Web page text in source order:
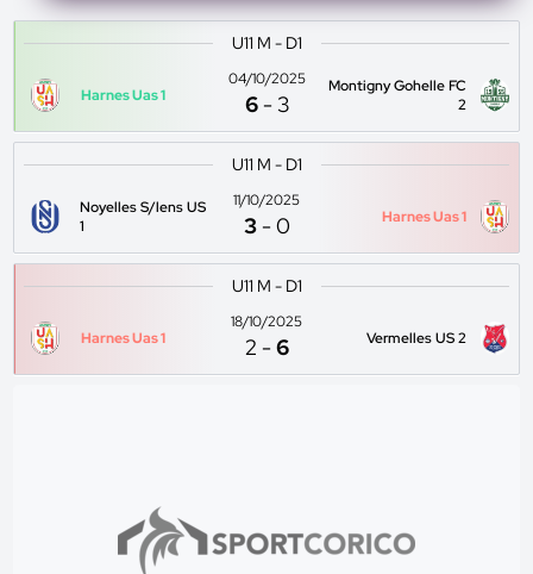
U11 M - D1
Harnes Uas 1
04/10/2025
6 - 3
Montigny Gohelle FC
2
U11 M - D1
Noyelles S/lens US
1
11/10/2025
3 -0 Harnes Uas 1
U11 M - D1
Harnes Uas 1
18/10/2025
2 -6 Vermelles US 2